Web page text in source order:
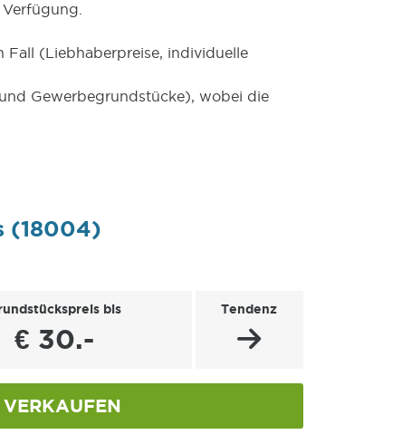
Fall (Liebhaberpreise, individuelle
Gewerbegrundstücke), wobei die
(18004)
bis
€ 30.-
Tendenz
VERKAUFEN